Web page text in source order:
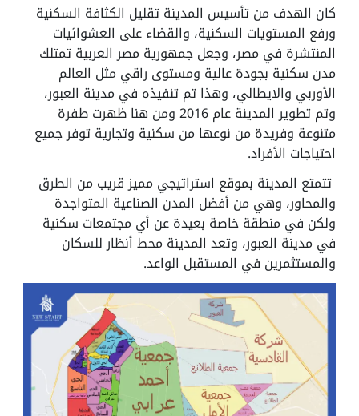
كان الهدف من تأسيس المدينة تقليل الكثافة السكنية
ورفع المستويات السكنية، والقضاء على العشوائيات
المنتشرة في مصر، وجعل جمهورية مصر العربية تمتلك
مدن سكنية بجودة عالية ومستوى راقي مثل العالم
الأوربي والايطالي، وهذا تم تنفيذه في مدينة العبور،
وتم تطوير المدينة عام 2016 ومن هنا ظهرت طفرة
متنوعة وفريدة من نوعها من سكنية وتجارية توفر جميع
احتياجات الأفراد.
تتمتع المدينة بموقع استراتيجي مميز قريب من الطرق
والمحاور، وهي من أفضل المدن الصناعية المتواجدة
ولكن في منطقة خاصة بعيدة عن أي مجتمعات سكنية
في مدينة العبور، وتعد المدينة محط أنظار للسكان
والمستثمرين في المستقبل الواعد.